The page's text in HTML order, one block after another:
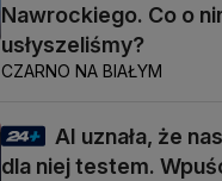
Nawrockiego. Co o
usłyszeliśmy?
CZARNO NA BIAŁYM
AI uznała, że
dla niej testem.